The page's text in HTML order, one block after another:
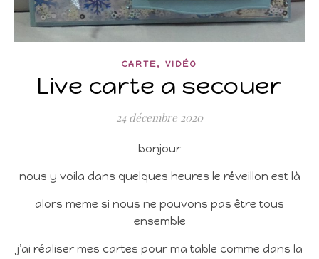
CARTE, VIDÉO
Live carte a secouer
24 décembre 2020
bonjour
nous y voila dans quelques heures le réveillon est là
alors meme si nous ne pouvons pas être tous
ensemble
j’ai réaliser mes cartes pour ma table comme dans la